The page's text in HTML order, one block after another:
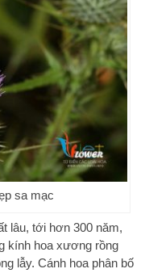
sa mạc
lâu, tới hơn 300 năm,
kính hoa xương rồng
lẫy. Cánh hoa phân bố